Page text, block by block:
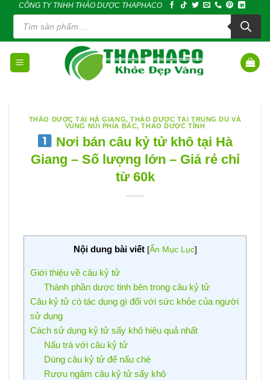
content
CÔNG TY TNHH THẢO DƯỢC THAPHACO
Tìm
kiếm
phẩm
THẢO DƯỢC TẠI HÀ GIANG,THẢO DƯỢC TẠI TRUNG DU VÀ
VÙNG NÚI PHÍA BẮC,THẢO DƯỢC TỈNH
Nơi bán câu kỷ tử khô tại Hà
Giang – Số lượng lớn – Giá rẻ chỉ
từ 60k
Nội dung bài viết [Ẩn Mục Lục]
Giới thiệu về câu kỷ tử
Thành phần dược tinh bên trong câu kỷ tử
Câu kỷ tử có tác dụng gì đối với sức khỏe của người
sử dụng
Cách sử dụng kỷ tử sấy khô hiệu quả nhất
Nấu trà với câu kỷ tử
Dùng câu kỷ tử để nấu chè
Rượu ngâm câu kỷ tử sấy khô